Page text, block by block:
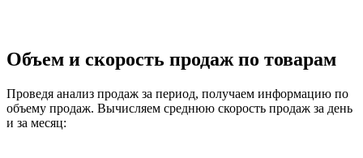
Объем и скорость продаж по товарам
Проведя анализ продаж за период, получаем информацию по
объему продаж. Вычисляем среднюю скорость продаж за день
и за месяц: